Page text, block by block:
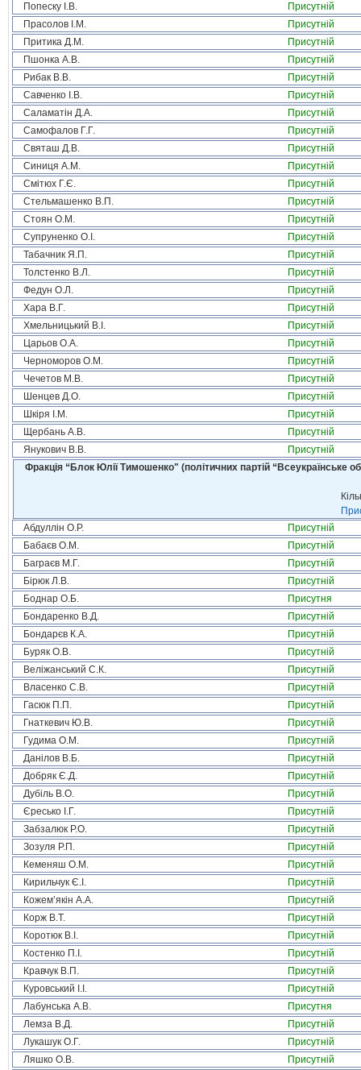
Попеску І.В.
Присутній
Прасолов І.М.
Присутній
Притика Д.М.
Присутній
Пшонка А.В.
Присутній
Рибак В.В.
Присутній
Савченко І.В.
Присутній
Саламатін Д.А.
Присутній
Самофалов Г.Г.
Присутній
Святаш Д.В.
Присутній
Синиця А.М.
Присутній
Смітюх Г.Є.
Присутній
Стельмашенко В.П.
Присутній
Стоян О.М.
Присутній
Супруненко О.І.
Присутній
Табачник Я.П.
Присутній
Толстенко В.Л.
Присутній
Федун О.Л.
Присутній
Хара В.Г.
Присутній
Хмельницький В.І.
Присутній
Царьов О.А.
Присутній
Черноморов О.М.
Присутній
Чечетов М.В.
Присутній
Шенцев Д.О.
Присутній
Шкіря І.М.
Присутній
Щербань А.В.
Присутній
Янукович В.В.
Присутній
Фракція “Блок Юлії Тимошенко" (політичних партій “Всеукраїнське
Абдуллін О.Р.
Присутній
Бабаєв О.М.
Присутній
Баграєв М.Г.
Присутній
Бірюк Л.В.
Присутній
Боднар О.Б.
Присутня
Бондаренко В.Д.
Присутній
Бондарєв К.А.
Присутній
Буряк О.В.
Присутній
Веліжанський С.К.
Присутній
Власенко С.В.
Присутній
Гасюк П.П.
Присутній
Гнаткевич Ю.В.
Присутній
Гудима О.М.
Присутній
Данілов В.Б.
Присутній
Добряк Є.Д.
Присутній
Дубіль В.О.
Присутній
Єресько І.Г.
Присутній
Забзалюк Р.О.
Присутній
Зозуля Р.П.
Присутній
Кеменяш О.М.
Присутній
Кирильчук Є.І.
Присутній
Кожем’якін А.А.
Присутній
Корж В.Т.
Присутній
Коротюк В.І.
Присутній
Костенко П.І.
Присутній
Кравчук В.П.
Присутній
Куровський І.І.
Присутній
Лабунська А.В.
Присутня
Лемза В.Д.
Присутній
Лукашук О.Г.
Присутній
Ляшко О.В.
Присутній